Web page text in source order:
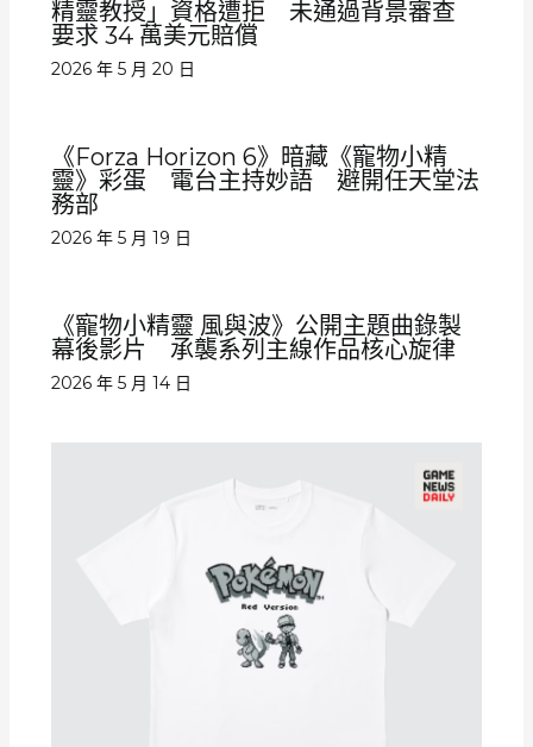
精靈教授」資格遭拒 未通過背景審查
要求 34 萬美元賠償
2026 年 5 月 20 日
《Forza Horizon 6》暗藏《寵物小精
靈》彩蛋 電台主持妙語 避開任天堂法
務部
2026 年 5 月 19 日
《寵物小精靈 風與波》公開主題曲錄製
幕後影片 承襲系列主線作品核心旋律
2026 年 5 月 14 日